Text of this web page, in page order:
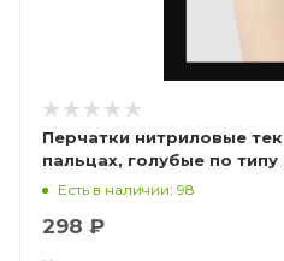
Перчатки нитриловые
пальцах, голубые по типу
пар), Калибр Libry
Есть в наличии: 98
298 ₽